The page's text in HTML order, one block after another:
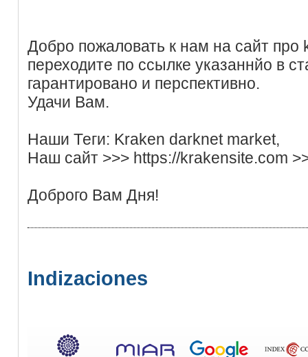
Добро пожаловать к нам на сайт про
переходите по ссылке указаннйо в
гарантировано и перспективно.
Удачи Вам.
Наши Теги: Kraken darknet market,
Наш сайт >>> https://krakensite.com
Доброго Вам Дня!
Indizaciones